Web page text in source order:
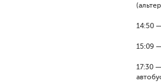
14:50
15:09
17:30